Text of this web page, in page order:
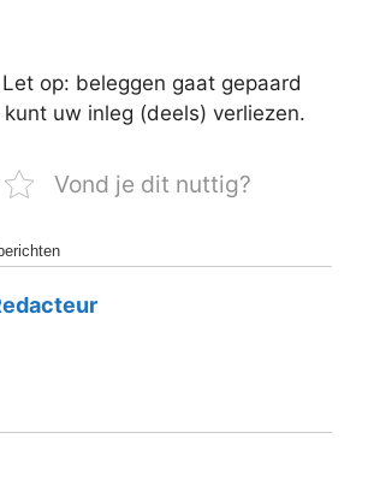
op: beleggen gaat gepaard
uw inleg (deels) verliezen.
Vond je dit nuttig?